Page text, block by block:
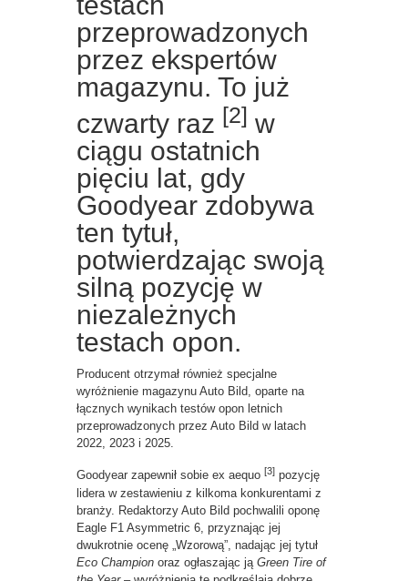
przeprowadzonych
przez ekspertów
magazynu. To już
czwarty raz [2] w
ciągu ostatnich
pięciu lat, gdy
Goodyear zdobywa
ten tytuł,
potwierdzając swoją
silną pozycję w
niezależnych
testach opon.
Producent otrzymał również specjalne
wyróżnienie magazynu Auto Bild, oparte na
łącznych wynikach testów opon letnich
przeprowadzonych przez Auto Bild w latach
2022, 2023 i 2025.
Goodyear zapewnił sobie ex aequo [3] pozycję
lidera w zestawieniu z kilkoma konkurentami z
branży. Redaktorzy Auto Bild pochwalili oponę
Eagle F1 Asymmetric 6, przyznając jej
dwukrotnie ocenę „Wzorową”, nadając jej tytuł
Eco Champion oraz ogłaszając ją Green Tire of